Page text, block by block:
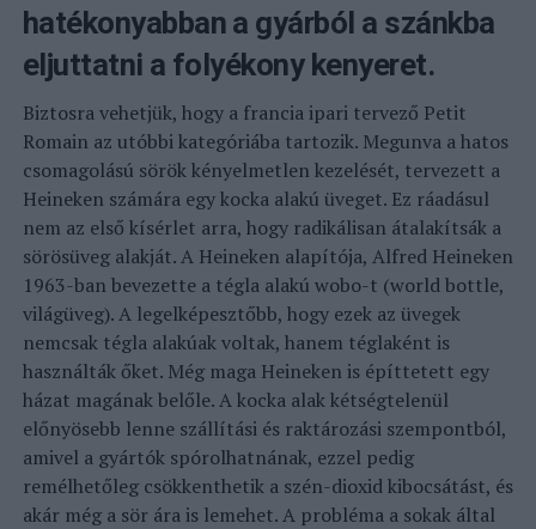
hatékonyabban a gyárból a szánkba
eljuttatni a folyékony kenyeret.
Biztosra vehetjük, hogy a francia ipari tervező Petit
Romain az utóbbi kategóriába tartozik. Megunva a hatos
csomagolású sörök kényelmetlen kezelését, tervezett a
Heineken számára egy kocka alakú üveget. Ez ráadásul
nem az első kísérlet arra, hogy radikálisan átalakítsák a
sörösüveg alakját. A Heineken alapítója, Alfred Heineken
1963-ban bevezette a tégla alakú wobo-t (world bottle,
világüveg). A legelképesztőbb, hogy ezek az üvegek
nemcsak tégla alakúak voltak, hanem téglaként is
használták őket. Még maga Heineken is építtetett egy
házat magának belőle. A kocka alak kétségtelenül
előnyösebb lenne szállítási és raktározási szempontból,
amivel a gyártók spórolhatnának, ezzel pedig
remélhetőleg csökkenthetik a szén-dioxid kibocsátást, és
akár még a sör ára is lemehet. A probléma a sokak által